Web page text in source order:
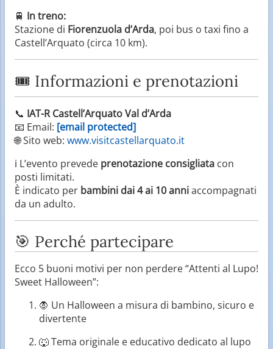
🚆 In treno:
Stazione di Fiorenzuola d’Arda, poi bus o taxi fino a
Castell’Arquato (circa 10 km).
🎟 Informazioni e prenotazioni
📞 IAT-R Castell’Arquato Val d’Arda
📧 Email: [email protected]
🌐 Sito web: www.visitcastellarquato.it
ℹ️ L’evento prevede prenotazione consigliata con
posti limitati.
È indicato per bambini dai 4 ai 10 anniaccompagnati
da un adulto.
🎯 Perché partecipare
Ecco 5 buoni motivi per non perdere “Attenti al Lupo!
Sweet Halloween”:
🧛 Un Halloween a misura di bambino, sicuro e
divertente
🐺 Tema originale e educativo dedicato al lupo